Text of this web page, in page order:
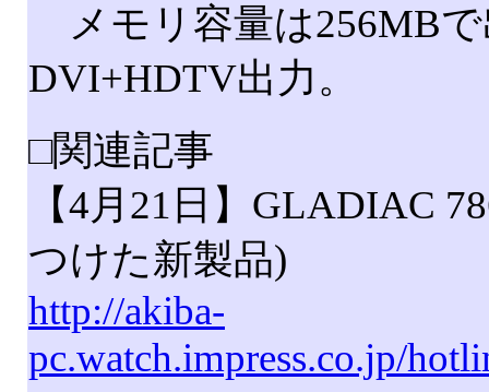
メモリ容量は256MB
DVI+HDTV出力。
□関連記事
【4月21日】GLADIAC
つけた新製品)
http://akiba-
pc.watch.impress.co.jp/